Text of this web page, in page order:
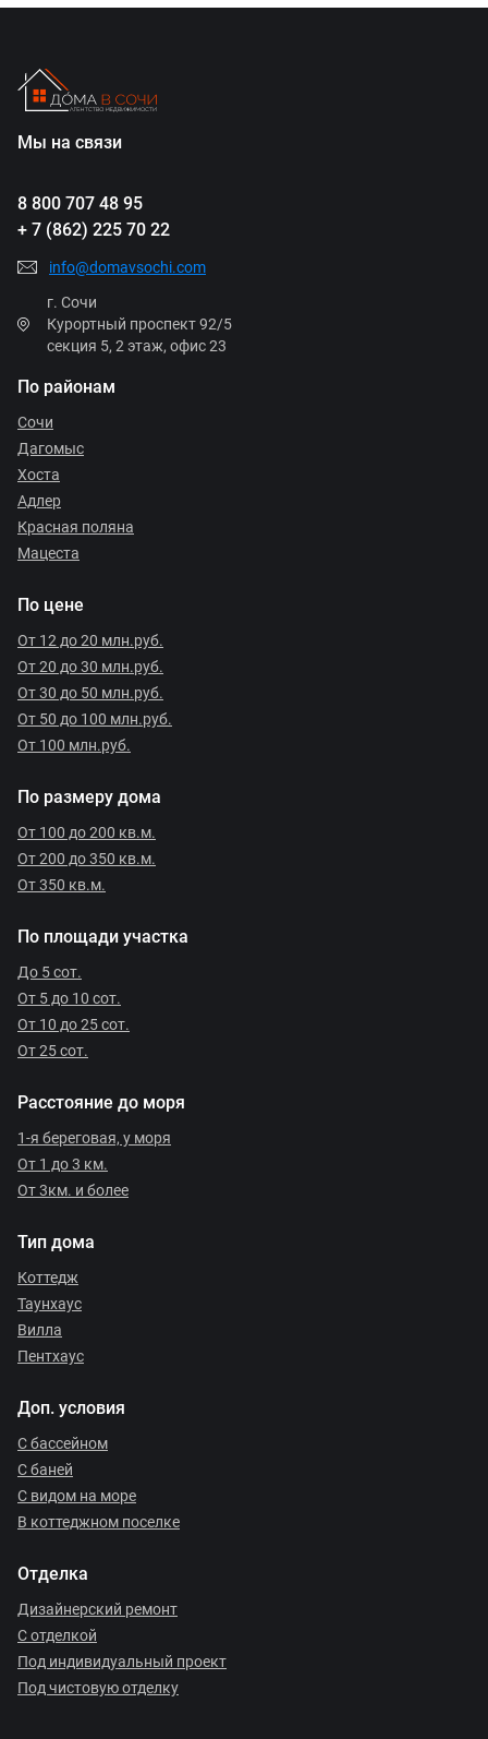
Мы на связи
8 800 707 48 95
+ 7 (862) 225 70 22
info@domavsochi.com
г. Сочи
Курортный проспект 92/5
секция 5, 2 этаж, офис 23
По районам
Сочи
Дагомыс
Хоста
Адлер
Красная поляна
Мацеста
По цене
От 12 до 20 млн.руб.
От 20 до 30 млн.руб.
От 30 до 50 млн.руб.
От 50 до 100 млн.руб.
От 100 млн.руб.
По размеру дома
От 100 до 200 кв.м.
От 200 до 350 кв.м.
От 350 кв.м.
По площади участка
До 5 сот.
От 5 до 10 сот.
От 10 до 25 сот.
От 25 сот.
Расстояние до моря
1-я береговая, у моря
От 1 до 3 км.
От 3км. и более
Тип дома
Коттедж
Таунхаус
Вилла
Пентхаус
Доп. условия
С бассейном
С баней
С видом на море
В коттеджном поселке
Отделка
Дизайнерский ремонт
С отделкой
Под индивидуальный проект
Под чистовую отделку